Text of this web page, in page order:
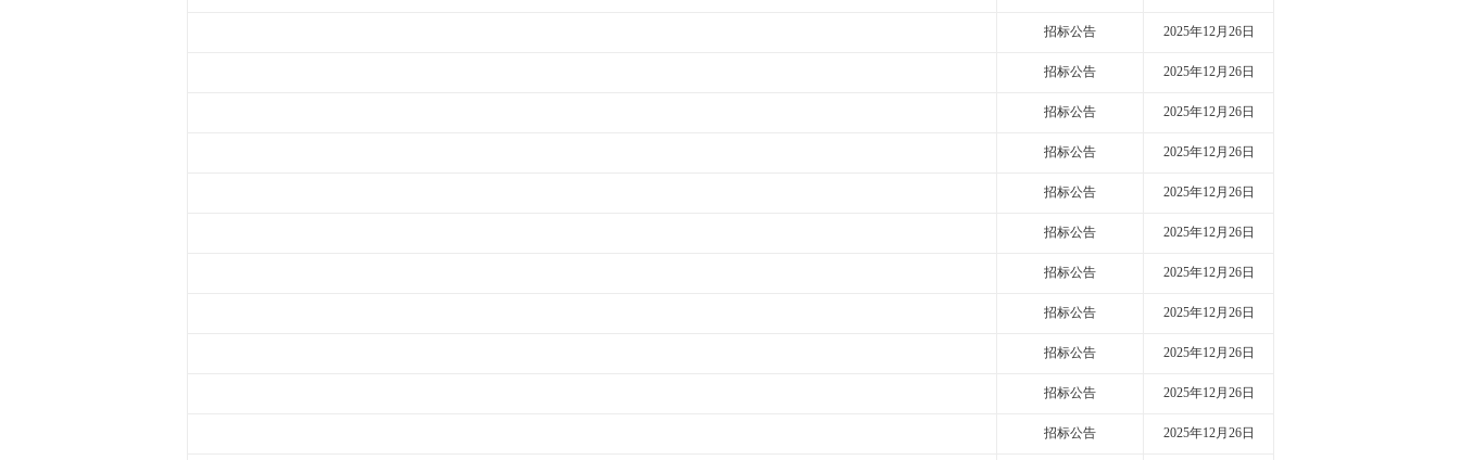
招标公告 2025年12月26日
招标公告 2025年12月26日
招标公告 2025年12月26日
招标公告 2025年12月26日
招标公告 2025年12月26日
招标公告 2025年12月26日
招标公告 2025年12月26日
招标公告 2025年12月26日
招标公告 2025年12月26日
招标公告 2025年12月26日
招标公告 2025年12月26日